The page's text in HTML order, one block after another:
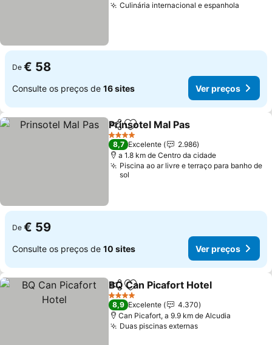
Culinária internacional e espanhola
De € 58
Consulte os preços de 16 sites Ver preços
PartilharAdicionar aos favoritos
Prinsotel Mal Pas
4 Estrelas
8,7 Excelente
2.986
a 1.8 km de Centro da cidade
Piscina ao ar livre e terraço para banho de
sol
De € 59
Consulte os preços de 10 sites Ver preços
PartilharAdicionar aos favoritos
BQ Can Picafort Hotel
4 Estrelas
8,9 Excelente
4.370
Can Picafort, a 9.9 km de Alcudia
Duas piscinas externasVer preços